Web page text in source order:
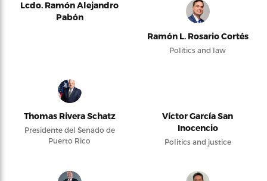
Lcdo. Ramón Alejandro
Pabón
Ramón L. Rosario Cortés
Politics and law
Thomas Rivera Schatz
Presidente del Senado de
Puerto Rico
Víctor García San
Inocencio
Politics and justice